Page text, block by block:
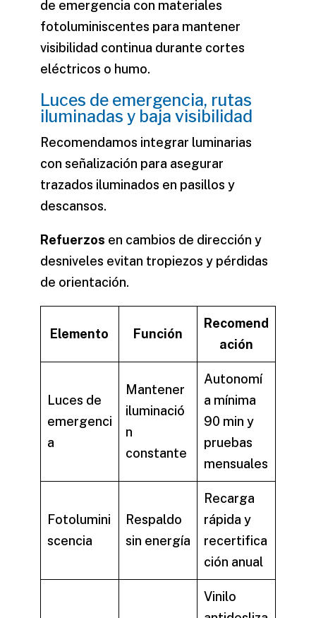
de emergencia con materiales
fotoluminiscentes para mantener
visibilidad continua durante cortes
eléctricos o humo.
Luces de emergencia, rutas
iluminadas y baja visibilidad
Recomendamos integrar luminarias
con señalización para asegurar
trazados iluminados en pasillos y
descansos.
Refuerzos en cambios de dirección y
desniveles evitan tropiezos y pérdidas
de orientación.
Elemento Función
Recomend
ación
Luces de
emergenci
a
Mantener
iluminació
n
constante
Autonomí
a mínima
90 min y
pruebas
mensuales
Fotolumini
scencia
Respaldo
sin energía
Recarga
rápida y
recertifica
ción anual
Vinilo